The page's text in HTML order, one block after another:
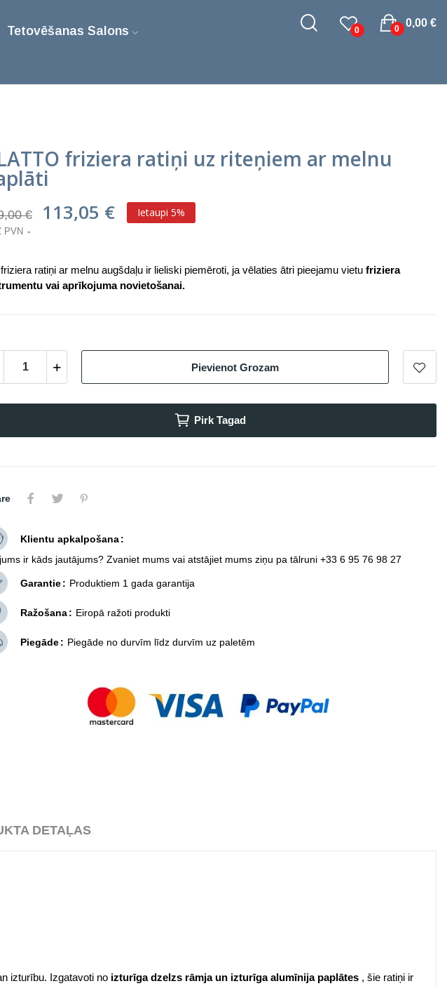
Tetovēšanas Salons
0
0,00 €
0
friziera ratiņi uz riteņiem ar melnu
€ 113,05 € Ietaupi 5%
PVN
ratiņi ar melnu augšdaļu ir lieliski piemēroti, ja vēlaties ātri pieejamu vietu friziera
vai aprīkojuma novietošanai.
Pievienot Grozam
Pirk Tagad
Klientu apkalpošana
ir kāds jautājums? Zvaniet mums vai atstājiet mums ziņu pa tālruni +33 6 95 76 98 27
Garantie Produktiem 1 gada garantija
Ražošana Eiropā ražoti produkti
Piegāde Piegāde no durvīm līdz durvīm uz paletēm
DETAĻAS
izturību. Izgatavoti no izturīga dzelzs rāmja un izturīga alumīnija paplātes , šie ratiņi ir